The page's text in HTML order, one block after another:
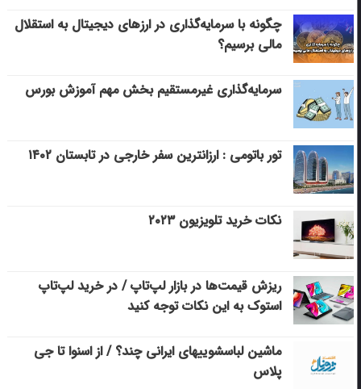
چگونه با سرمایه‌گذاری در ارزهای دیجیتال به استقلال
مالی برسیم؟
سرمایه‌گذاری غیرمستقیم بخش مهم آموزش بورس
تور باتومی : ارزانترین سفر خارجی در تابستان ۱۴۰۲
نکات خرید تلویزیون ۲۰۲۳
ریزش قیمت‌ها در بازار لپ‌تاپ / در خرید لپ‌تاپ
استوک به این نکات توجه کنید
ماشین لباسشویی‎های ایرانی چند؟ / از اسنوا تا جی
پلاس